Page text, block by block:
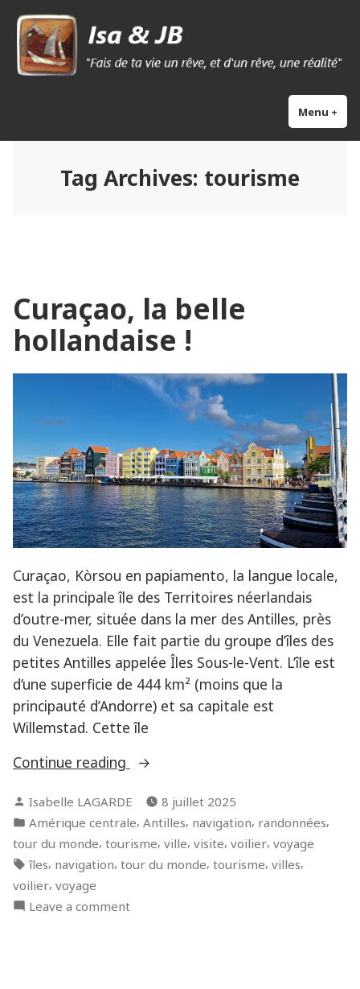
Skip
content
Isa & Jb blog
Menu +
Tag Archives: tourisme
Curaçao, la belle
hollandaise !
Curaçao, Kòrsou en papiamento, la langue locale,
est la principale île des Territoires néerlandais
d’outre-mer, située dans la mer des Antilles, près
du Venezuela. Elle fait partie du groupe d’îles des
petites Antilles appelée Îles Sous-le-Vent. L’île est
d’une superficie de 444 km² (moins que la
principauté d’Andorre) et sa capitale est
Willemstad. Cette île
Continue reading
« Curaçao,
belle
hollandaise
! »
Posted
by
Isabelle LAGARDE
8 juillet 2025
Posted
in
Amérique centrale, Antilles, navigation, randonnées,
tour du monde, tourisme, ville, visite, voilier, voyage
Tags:
îles, navigation, tour du monde, tourisme, villes,
voilier, voyage
Leave a commenton